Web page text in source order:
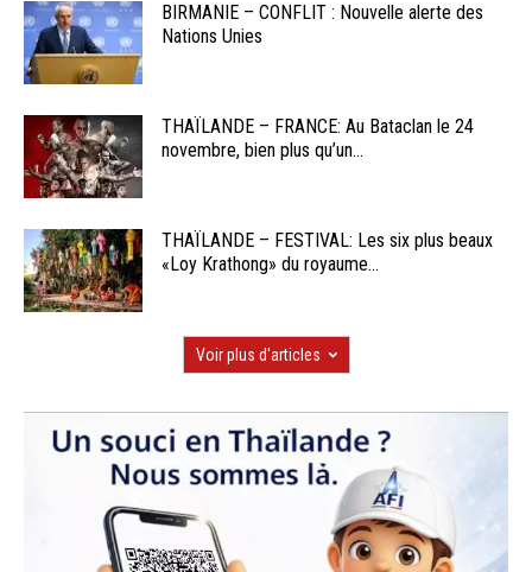
BIRMANIE – CONFLIT : Nouvelle alerte des
Nations Unies
THAÏLANDE – FRANCE: Au Bataclan le 24
novembre, bien plus qu’un...
THAÏLANDE – FESTIVAL: Les six plus beaux
«Loy Krathong» du royaume...
Voir plus d'articles